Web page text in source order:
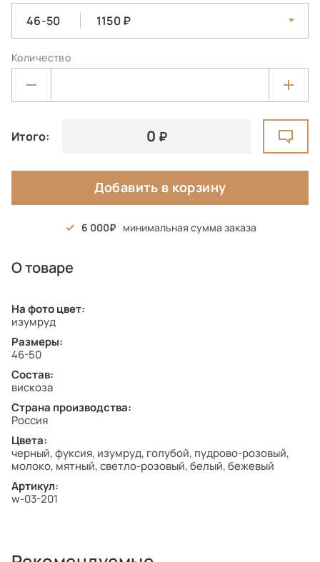
46-50 1150
Количество
Итого: 0
Добавить в корзину
6 000 минимальная сумма заказа
О товаре
На фото цвет:
изумруд
Размеры:
46-50
Состав:
вискоза
Страна производства:
Россия
Цвета:
черный, фуксия, изумруд, голубой, пудрово-розовый,
молоко, мятный, светло-розовый, белый, бежевый
Артикул:
w-03-201